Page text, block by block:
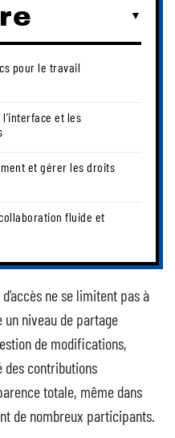
pour le travail
et les
et gérer les droits
fluide et
ne se limitent pas à
un niveau de partage
de modifications,
des contributions
totale, même dans
de nombreux participants.